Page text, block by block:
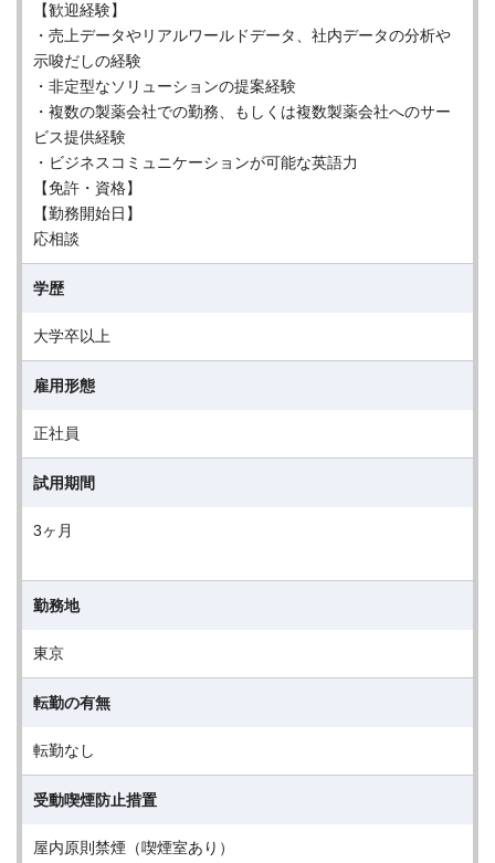
【歓迎経験】
・売上データやリアルワールドデータ、社内データの分析や
示唆だしの経験
・非定型なソリューションの提案経験
・複数の製薬会社での勤務、もしくは複数製薬会社へのサー
ビス提供経験
・ビジネスコミュニケーションが可能な英語力
【免許・資格】
【勤務開始日】
応相談
学歴
大学卒以上
雇用形態
正社員
試用期間
3ヶ月
勤務地
東京
転勤の有無
転勤なし
受動喫煙防止措置
屋内原則禁煙（喫煙室あり）